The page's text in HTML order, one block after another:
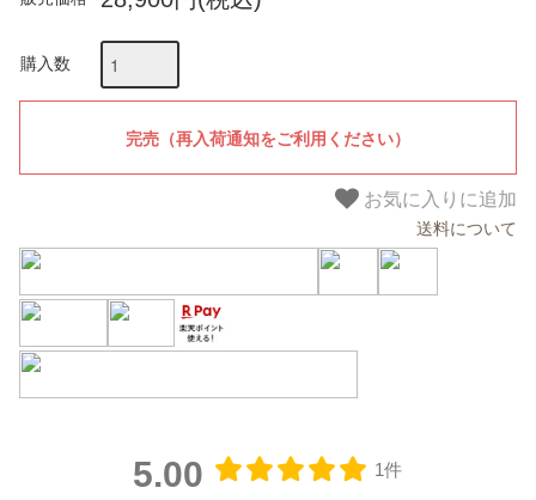
購入数
お気に入りに追加
送料について
5.00 1件